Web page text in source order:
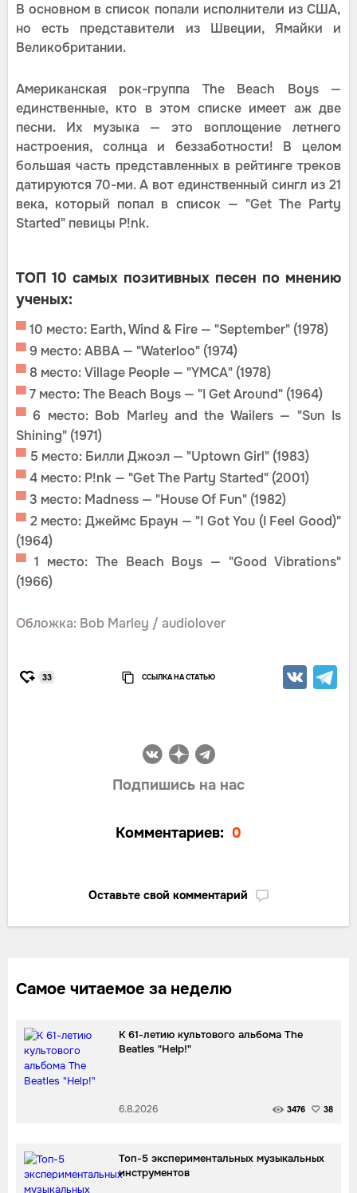
В основном в список попали исполнители из США,
но есть представители из Швеции, Ямайки и
Великобритании.
Американская рок-группа The Beach Boys —
единственные, кто в этом списке имеет аж две
песни. Их музыка — это воплощение летнего
настроения, солнца и беззаботности! В целом
большая часть представленных в рейтинге треков
датируются 70-ми. А вот единственный сингл из 21
века, который попал в список — "Get The Party
Started" певицы P!nk.
ТОП 10 самых позитивных песен по мнению
ученых:
▀10 место: Earth, Wind & Fire — "September" (1978)
▀9 место: ABBA — "Waterloo" (1974)
▀8 место: Village People — "YMCA" (1978)
▀7 место: The Beach Boys — "I Get Around" (1964)
▀ 6 место: Bob Marley and the Wailers — "Sun Is
Shining" (1971)
▀ 5 место: Билли Джоэл — "Uptown Girl" (1983)
▀4 место: P!nk — "Get The Party Started" (2001)
▀3 место: Madness — "House Of Fun" (1982)
▀ 2 место: Джеймс Браун — "I Got You (I Feel Good)"
(1964)
▀ 1 место: The Beach Boys — "Good Vibrations"
(1966)
Обложка: Bob Marley / audiolover
33 ССЫЛКА НА СТАТЬЮ
Подпишись на нас
Комментариев: 0
Оставьте свой комментарий
Самое читаемое за неделю
К 61-летию культового альбома The
Beatles "Help!"
6.8.2026 3476 38
Топ-5 экспериментальных музыкальных
инструментов